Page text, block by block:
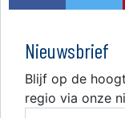
Nieuwsbrief
Blijf op de
regio via onze